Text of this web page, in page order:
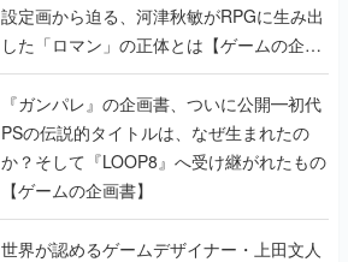
設定画から迫る、河津秋敏がRPGに生み出
した「ロマン」の正体とは【ゲームの企画
書】
『ガンパレ』の企画書、ついに公開━初代
PSの伝説的タイトルは、なぜ生まれたの
か？そして『LOOP8』へ受け継がれたもの
【ゲームの企画書】
世界が認めるゲームデザイナー・上田文人